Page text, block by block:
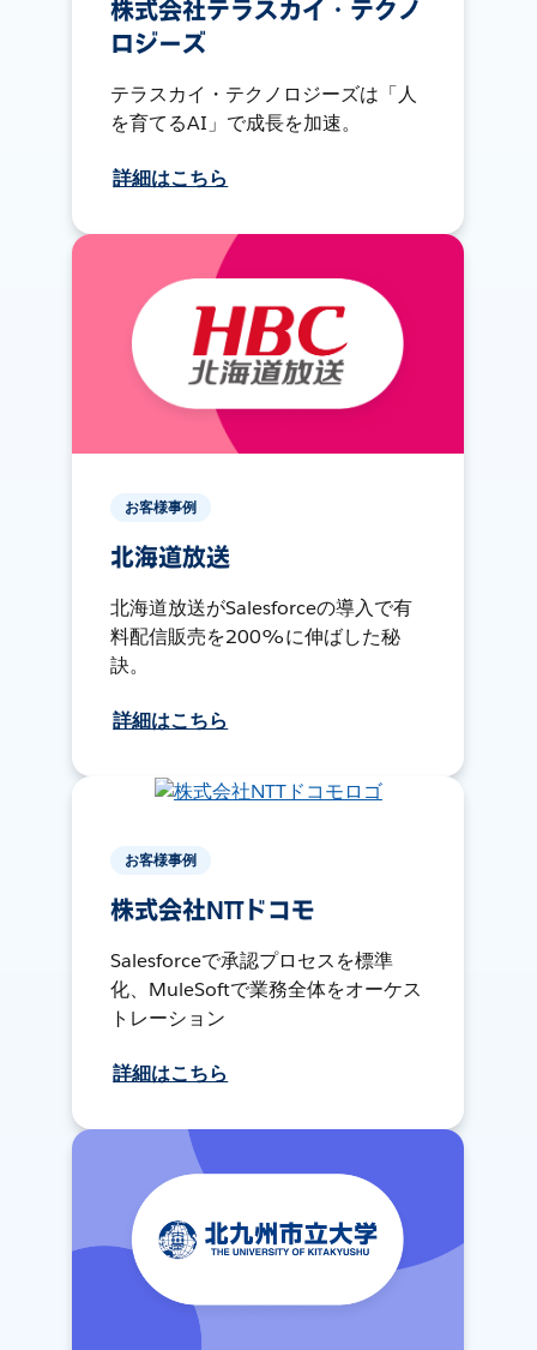
株式会社テラスカイ・テクノ
ロジーズ
テラスカイ・テクノロジーズは「人
を育てるAI」で成長を加速。
詳細はこちら
お客様事例
北海道放送
北海道放送がSalesforceの導入で有
料配信販売を200%に伸ばした秘
訣。
詳細はこちら
お客様事例
株式会社NTTドコモ
Salesforceで承認プロセスを標準
化、MuleSoftで業務全体をオーケス
トレーション
詳細はこちら